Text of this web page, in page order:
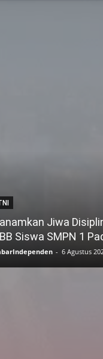
Jiwa
Siswa SMPN 1
- 6 Agustus